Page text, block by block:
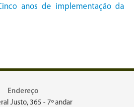
anos de implementação da
Endereço
Justo, 365 - 7º andar